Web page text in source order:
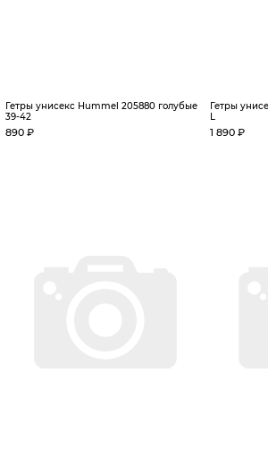
Гетры унисекс Hummel 205880 голубые
39-42
890 ₽
Гетры
L
1 890 ₽